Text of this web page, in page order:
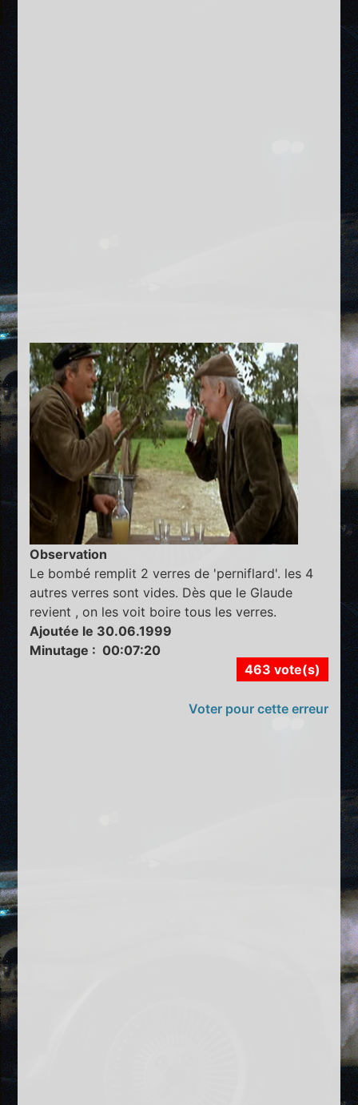
Observation
Le bombé remplit 2 verres de 'perniflard'. les 4
autres verres sont vides. Dès que le Glaude
revient , on les voit boire tous les verres.
Ajoutée le 30.06.1999
Minutage : 00:07:20
463 vote(s)
Voter pour cette erreur